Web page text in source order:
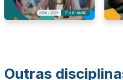
Outras